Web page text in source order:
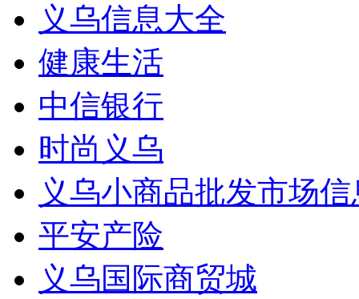
义乌信息大全
健康生活
中信银行
时尚义乌
义乌小商品批发市场
平安产险
义乌国际商贸城